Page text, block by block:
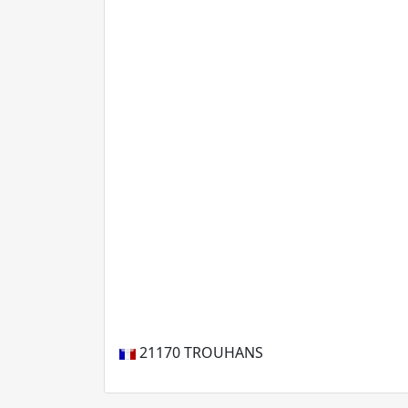
21170TROUHANS